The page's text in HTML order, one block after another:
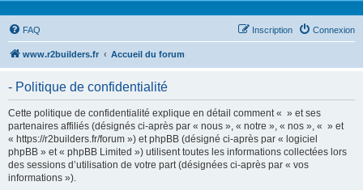
FAQ Connexion
Inscription
www.r2builders.fr Accueil du forum
- Politique de confidentialité
Cette politique de confidentialité explique en détail comment « » et ses
partenaires affiliés (désignés ci-après par « nous », « notre », « nos », « » et
« https://r2builders.fr/forum ») et phpBB (désigné ci-après par « logiciel
phpBB » et « phpBB Limited ») utilisent toutes les informations collectées lors
des sessions d’utilisation de votre part (désignées ci-après par « vos
informations »).